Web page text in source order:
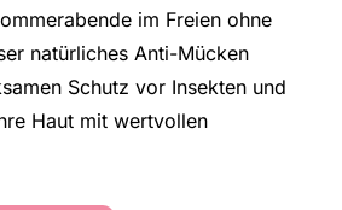
im Freien ohne
natürliches Anti-Mücken
Schutz vor Insekten und
Haut mit wertvollen